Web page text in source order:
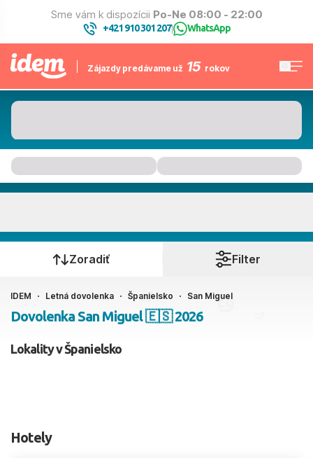
Sme vám k dispozícii Po-Ne 08:00 - 22:00
+421 910 301 207| WhatsApp
Zájazdy predávame už 15 rokov
Kedy cestujete?
Ako cestujete?
2 dospelí, 0 deti
Zoradiť Filter
IDEM Letná dovolenka Španielsko San Miguel
Dovolenka San Miguel 🇪🇸 2026
Lokality v Španielsko
Hotely